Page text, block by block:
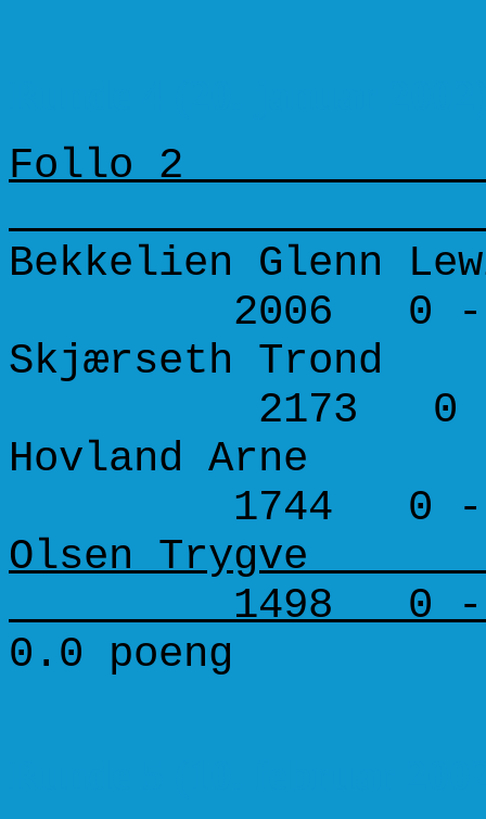
Follo 2
Bekkelien Glenn
2006 0 -
Skjærseth Trond
2173 0 -
Hovland Arne
1744 0 -
Olsen Trygve
1498 0 -
0.0 poeng